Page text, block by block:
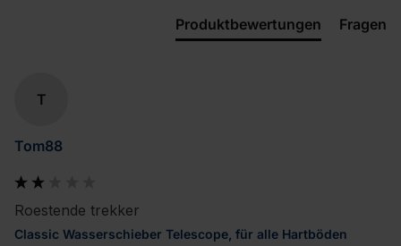
Produktbewertungen Fragen
T
Tom88
Roestende trekker
Classic Wasserschieber Telescope, für alle Hartböden